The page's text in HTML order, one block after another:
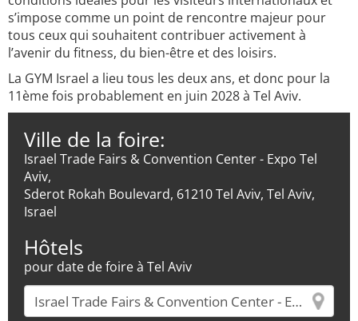
s’impose comme un point de rencontre majeur pour
tous ceux qui souhaitent contribuer activement à
l’avenir du fitness, du bien-être et des loisirs.
La GYM Israel a lieu tous les deux ans, et donc pour la
11ème fois probablement en juin 2028 à Tel Aviv.
Ville de la foire:
Israel Trade Fairs & Convention Center - Expo Tel
Aviv,
Sderot Rokah Boulevard, 61210 Tel Aviv, Tel Aviv,
Israel
Hôtels
pour date de foire à Tel Aviv